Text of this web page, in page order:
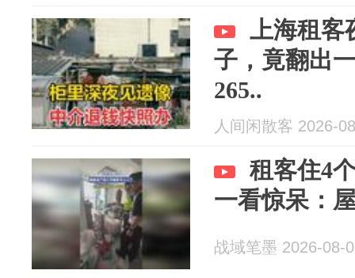
上海租客
子，竟翻出
265..
人间闲散客 2026-
租客住4
一看惊呆：
战域笔墨 2026-08-